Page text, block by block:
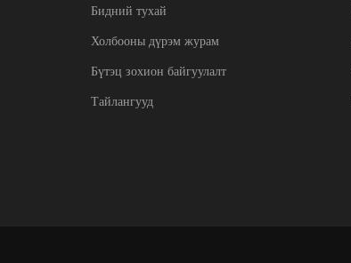
Бидний тухай
Холбооны дүрэм журам
Бүтэц зохион байгуулалт
Тайлангууд